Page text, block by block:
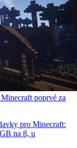
poprvé za
pro Minecraft:
na 8, u